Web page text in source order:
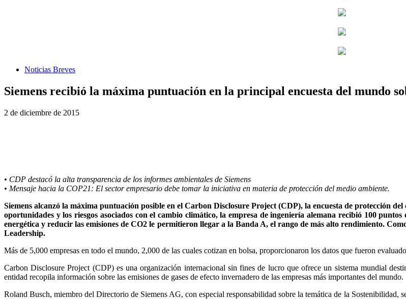
Noticias Breves
Siemens recibió la máxima puntuación en la principal encuesta del mundo
2 de diciembre de 2015
• CDP destacó la alta transparencia de los informes ambientales de Siemens
• Mensaje hacia la COP21: El sector empresario debe tomar la iniciativa en materia de protección del medio ambiente.
Siemens alcanzó la máxima puntuación posible en el Carbon Disclosure Project (CDP), la encuesta de protección
oportunidades y los riesgos asociados con el cambio climático, la empresa de ingeniería alemana recibió 100
energética y reducir las emisiones de CO2 le permitieron llegar a la Banda A, el rango de más alto rendimiento.
Leadership.
Más de 5,000 empresas en todo el mundo, 2,000 de las cuales cotizan en bolsa, proporcionaron los datos que fueron
Carbon Disclosure Project (CDP) es una organización internacional sin fines de lucro que ofrece un sistema mundial
entidad recopila información sobre las emisiones de gases de efecto invernadero de las empresas más importantes del mundo.
Roland Busch, miembro del Directorio de Siemens AG, con especial responsabilidad sobre la temática de la Sostenibilidad,